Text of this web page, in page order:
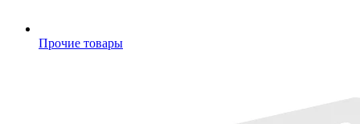
Прочие товары